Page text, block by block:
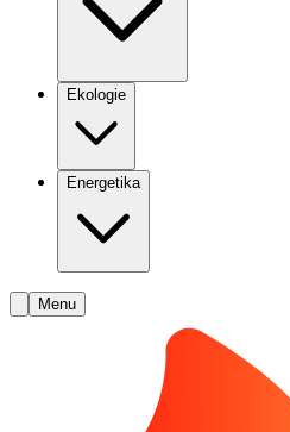
Ekologie
Energetika
Menu